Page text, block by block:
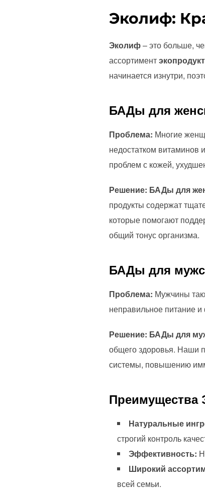
Эколиф:
Эколиф– это больше,
ассортимент
начинается изнутри,
БАДы для
Проблема: Многие
недостатком витаминов
проблем с кожей,
Решение: БАДы для
продукты содержат
которые помогают
общий тонус организма.
БАДы для
Проблема: Мужчины
неправильное питание и
Решение: БАДы для
общего здоровья. Наши
системы, повышению
Натуральные
строгий контроль
Эффективность:
Широкий
всей семьи.